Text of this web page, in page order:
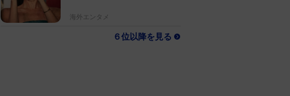
海外エンタメ
６位以降を見る